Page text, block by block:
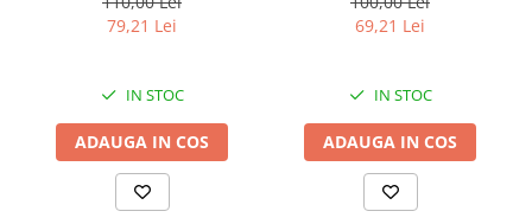
79,21 Lei
IN STOC
ADAUGA IN COS
69,21 Lei
IN STOC
ADAUGA IN COS